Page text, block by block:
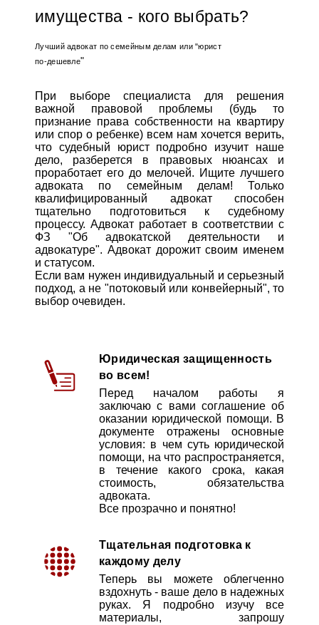
имущества - кого выбрать?
Лучший адвокат по семейным делам или "юрист
по-дешевле"
При выборе специалиста для решения
важной правовой проблемы (будь то
признание права собственности на квартиру
или спор о ребенке) всем нам хочется верить,
что судебный юрист подробно изучит наше
дело, разберется в правовых нюансах и
проработает его до мелочей. Ищите лучшего
адвоката по семейным делам! Только
квалифицированный адвокат способен
тщательно подготовиться к судебному
процессу. Адвокат работает в соответствии с
ФЗ "Об адвокатской деятельности и
адвокатуре". Адвокат дорожит своим именем
и статусом.
Если вам нужен индивидуальный и серьезный
подход, а не "потоковый или конвейерный", то
выбор очевиден.
Юридическая защищенность
во всем!
Перед началом работы я
заключаю с вами соглашение об
оказании юридической помощи. В
документе отражены основные
условия: в чем суть юридической
помощи, на что распространяется,
в течение какого срока, какая
стоимость, обязательства
адвоката.
Все прозрачно и понятно!
Тщательная подготовка к
каждому делу
Теперь вы можете облегченно
вздохнуть - ваше дело в надежных
руках. Я подробно изучу все
материалы, запрошу